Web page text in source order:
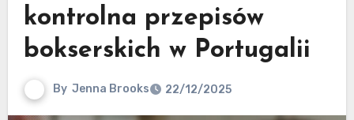
kontrolna przepisów
bokserskich w Portugalii
By Jenna Brooks 22/12/2025